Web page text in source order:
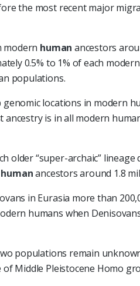
the most recent major
modern human ancestors
0.5% to 1% of each modern
populations.
genomic locations in modern
is in all modern
older “super-archaic” lineage
humanancestors around 1.8
in Eurasia more than
humans when
populations remain
Middle Pleistocene Homo